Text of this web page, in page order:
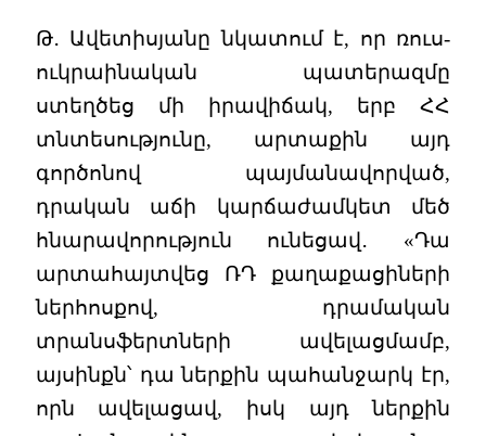
Թ․ Ավետիսյանը նկատում է, որ ռուս-
ուկրաինական պատերազմը
ստեղծեց մի իրավիճակ, երբ ՀՀ
տնտեսությունը, արտաքին այդ
գործոնով պայմանավորված,
դրական աճի կարճաժամկետ մեծ
հնարավորություն ունեցավ․ «Դա
արտահայտվեց ՌԴ քաղաքացիների
ներհոսքով, դրամական
տրանսֆերտների ավելացմամբ,
այսինքն՝ դա ներքին պահանջարկ էր,
որն ավելացավ, իսկ այդ ներքին